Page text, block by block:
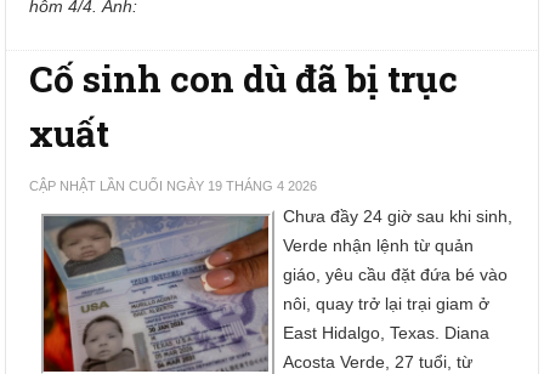
hôm 4/4. Ảnh:
Cố sinh con dù đã bị trục
xuất
CẬP NHẬT LẦN CUỐI NGÀY 19 THÁNG 4 2026
Chưa đầy 24 giờ sau khi sinh,
Verde nhận lệnh từ quản
giáo, yêu cầu đặt đứa bé vào
nôi, quay trở lại trại giam ở
East Hidalgo, Texas. Diana
Acosta Verde, 27 tuổi, từ